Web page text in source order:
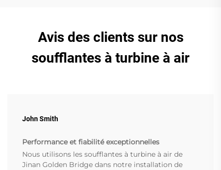
Avis des clients sur nos
soufflantes à turbine à air
John Smith
Performance et fiabilité exceptionnelles
Nous utilisons les soufflantes à turbine à air de
Jinan Golden Bridge dans notre installation de